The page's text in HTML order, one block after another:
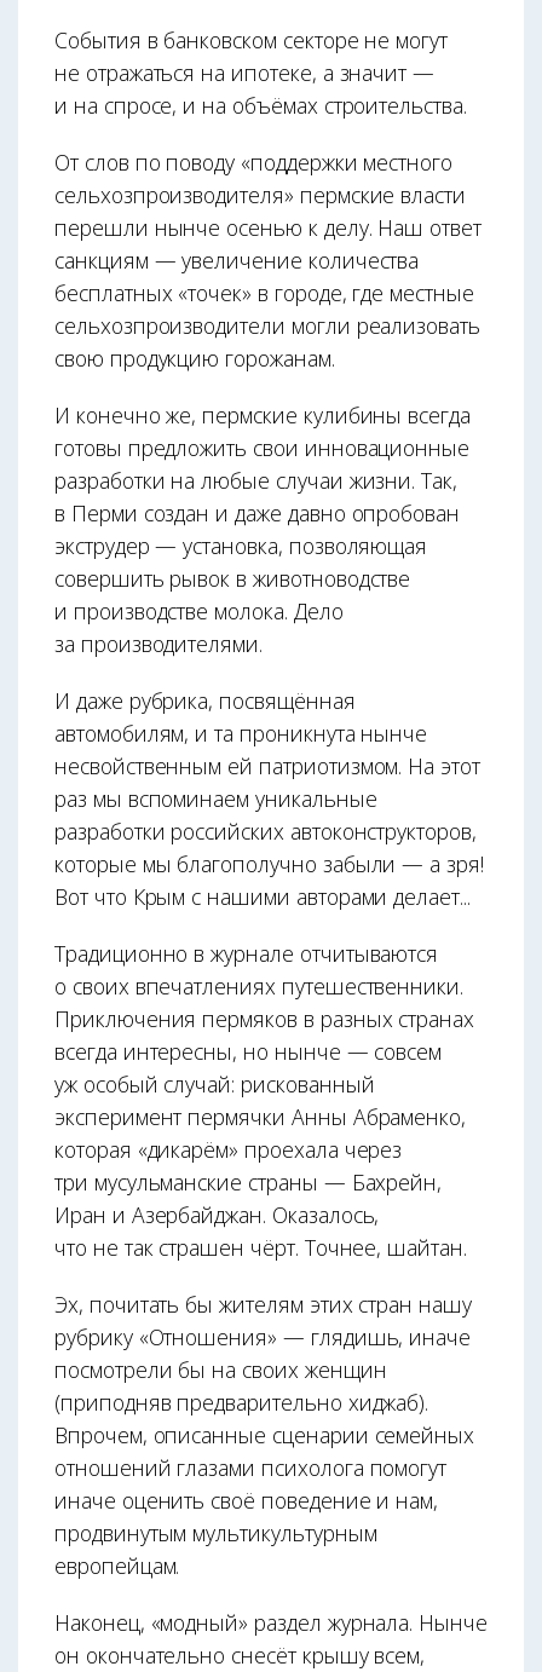
События в банковском секторе не могут
не отражаться на ипотеке, а значит —
и на спросе, и на объёмах строительства.
От слов по поводу «поддержки местного
сельхозпроизводителя» пермские власти
перешли нынче осенью к делу. Наш ответ
санкциям — увеличение количества
бесплатных «точек» в городе, где местные
сельхозпроизводители могли реализовать
свою продукцию горожанам.
И конечно же, пермские кулибины всегда
готовы предложить свои инновационные
разработки на любые случаи жизни. Так,
в Перми создан и даже давно опробован
экструдер — установка, позволяющая
совершить рывок в животноводстве
и производстве молока. Дело
за производителями.
И даже рубрика, посвящённая
автомобилям, и та проникнута нынче
несвойственным ей патриотизмом. На этот
раз мы вспоминаем уникальные
разработки российских автоконструкторов,
которые мы благополучно забыли — а зря!
Вот что Крым с нашими авторами делает...
Традиционно в журнале отчитываются
о своих впечатлениях путешественники.
Приключения пермяков в разных странах
всегда интересны, но нынче — совсем
уж особый случай: рискованный
эксперимент пермячки Анны Абраменко,
которая «дикарём» проехала через
три мусульманские страны — Бахрейн,
Иран и Азербайджан. Оказалось,
что не так страшен чёрт. Точнее, шайтан.
Эх, почитать бы жителям этих стран нашу
рубрику «Отношения» — глядишь, иначе
посмотрели бы на своих женщин
(приподняв предварительно хиджаб).
Впрочем, описанные сценарии семейных
отношений глазами психолога помогут
иначе оценить своё поведение и нам,
продвинутым мультикультурным
европейцам.
Наконец, «модный» раздел журнала. Нынче
он окончательно снесёт крышу всем,